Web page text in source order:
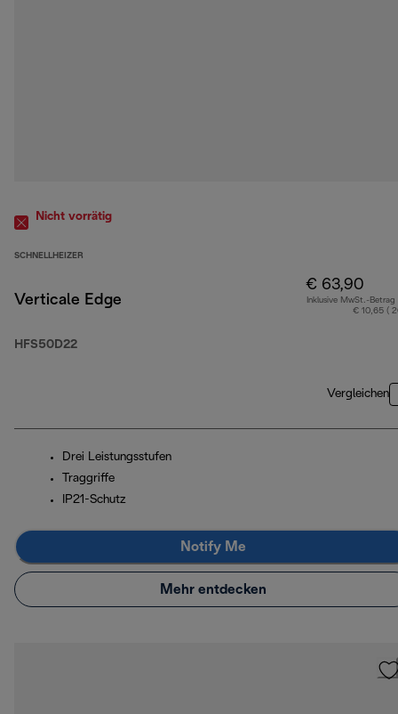
Nicht vorrätig
SCHNELLHEIZER
Verticale Edge
HFS50D22
€ 63,90
Inklusive MwSt.-Betrag
€ 10,65 (
Vergleichen
Drei Leistungsstufen
Traggriffe
IP21-Schutz
Notify Me
Mehr entdecken